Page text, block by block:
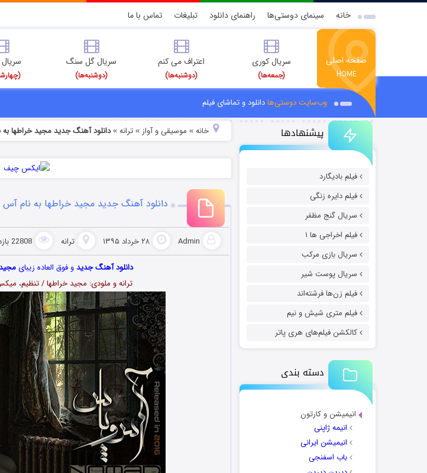
خانه سینمای دوستی‌ها راهنمای دانلود تبلیغات تماس با ما
صفحه اصلی
HOME
سریال کوری
(جمعه‌ها)
اعتراف می کنم
(دوشنبه‌ها)
سریال گل سنگ
(دوشنبه‌ها)
وب‌سایت دوستی‌هادانلود و تماشای فیلم
پیشنهادها
فیلم بادیگارد
فیلم دایره زنگی
سریال گنج مظفر
فیلم اخراجی ها ۱
سریال بازی مرکب
سریال پوست شیر
فیلم زن‌ها فرشته‌اند
فیلم متری شیش و نیم
کالکشن فیلم‌های هری پاتر
دسته بندی
انیمیشن و کارتون
انیمه ژاپنی
انیمیشن ایرانی
باب اسفنجی
خانه» موسیقی و آواز » ترانه»دانلود آهنگ جدید مجید خراطها
دانلود آهنگ جدید مجید خراطها به نام
Admin ۲۸ خرداد ۱۳۹۵ ترانه 22808 بازدید
دانلود آهنگ جدیدو فوق العاده زیبای
ترانه و ملودی: مجید خراطها / تنظیم،